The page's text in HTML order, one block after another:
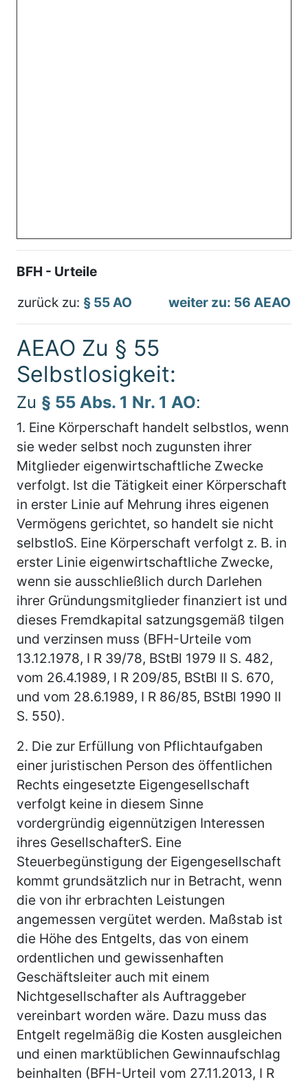
BFH - Urteile
zurück zu: § 55 AO weiter zu: 56 AEAO
AEAO Zu § 55
Selbstlosigkeit:
Zu § 55 Abs. 1 Nr. 1 AO:
1. Eine Körperschaft handelt selbstlos, wenn
sie weder selbst noch zugunsten ihrer
Mitglieder eigenwirtschaftliche Zwecke
verfolgt. Ist die Tätigkeit einer Körperschaft
in erster Linie auf Mehrung ihres eigenen
Vermögens gerichtet, so handelt sie nicht
selbstloS. Eine Körperschaft verfolgt z. B. in
erster Linie eigenwirtschaftliche Zwecke,
wenn sie ausschließlich durch Darlehen
ihrer Gründungsmitglieder finanziert ist und
dieses Fremdkapital satzungsgemäß tilgen
und verzinsen muss (BFH-Urteile vom
13.12.1978, I R 39/78, BStBl 1979 II S. 482,
vom 26.4.1989, I R 209/85, BStBl II S. 670,
und vom 28.6.1989, I R 86/85, BStBl 1990 II
S. 550).
2. Die zur Erfüllung von Pflichtaufgaben
einer juristischen Person des öffentlichen
Rechts eingesetzte Eigengesellschaft
verfolgt keine in diesem Sinne
vordergründig eigennützigen Interessen
ihres GesellschafterS. Eine
Steuerbegünstigung der Eigengesellschaft
kommt grundsätzlich nur in Betracht, wenn
die von ihr erbrachten Leistungen
angemessen vergütet werden. Maßstab ist
die Höhe des Entgelts, das von einem
ordentlichen und gewissenhaften
Geschäftsleiter auch mit einem
Nichtgesellschafter als Auftraggeber
vereinbart worden wäre. Dazu muss das
Entgelt regelmäßig die Kosten ausgleichen
und einen marktüblichen Gewinnaufschlag
beinhalten (BFH-Urteil vom 27.11.2013, I R